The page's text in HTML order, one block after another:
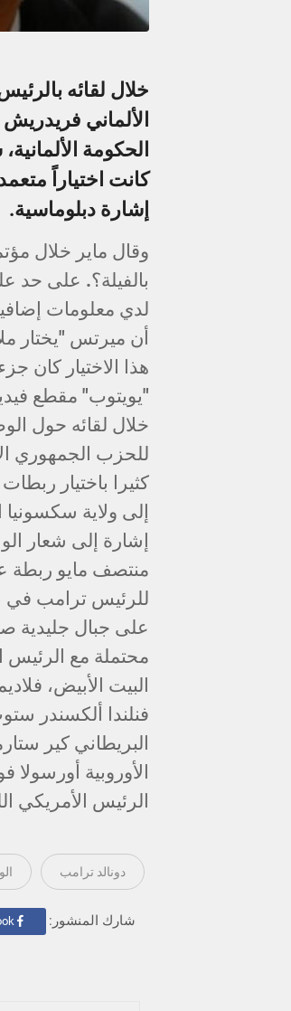
خلال لقائه
الألماني
الحكومة
كانت اختياراً
إشارة دبلوماسية.
وقال ماير خلال
بالفيلة؟. على حد
لدي معلومات
أن ميرتس "يختار
"يويتوب" مقطع
خلال لقائه حول
للحزب الجمهوري
كثيرا باختيار
إلى ولاية
إشارة إلى شعار
منتصف مايو ربطة
للرئيس ترامب في
على جبال جليدية
محتملة مع الرئيس
البيت الأبيض،
فنلندا ألكسندر
البريطاني كير
الأوروبية
الرئيس الأمريكي
دونالد ترامب
شارك المنشور: